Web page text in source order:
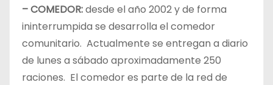
– COMEDOR:desde el año 2002 y de forma
ininterrumpida se desarrolla el comedor
comunitario. Actualmente se entregan a diario
de lunes a sábado aproximadamente 250
raciones. El comedor es parte de la red de